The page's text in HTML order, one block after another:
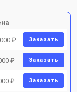
₽ Заказать
₽ Заказать
₽ Заказать